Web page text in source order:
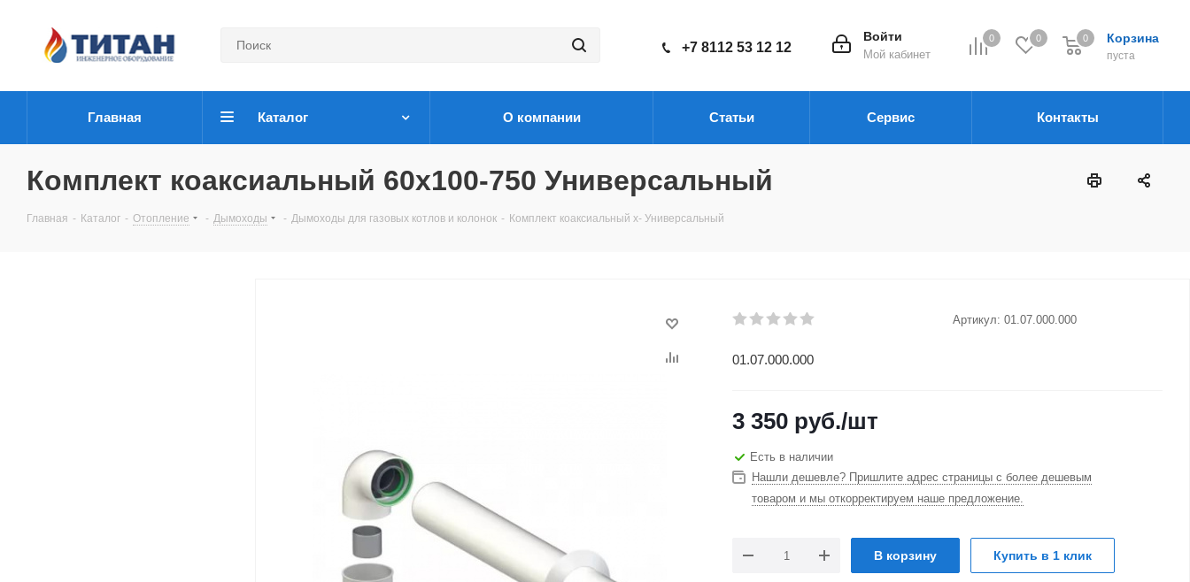
0 0 Корзина
пуста
0
Войти
Мой кабинет
+7 8112 53 12 12
Главная Каталог О компании Статьи Сервис Контакты
Комплект коаксиальный 60х100-750 Универсальный
Главная - Каталог - Отопление - Дымоходы - Дымоходы для газовых котлов и колонок - Комплект коаксиальный х- Универсальный
Артикул: 01.07.000.000
01.07.000.000
3 350 руб./шт
Есть в наличии
Нашли дешевле? Пришлите адрес страницы с более дешевым
товаром и мы откорректируем наше предложение.
В корзину Купить в 1 клик